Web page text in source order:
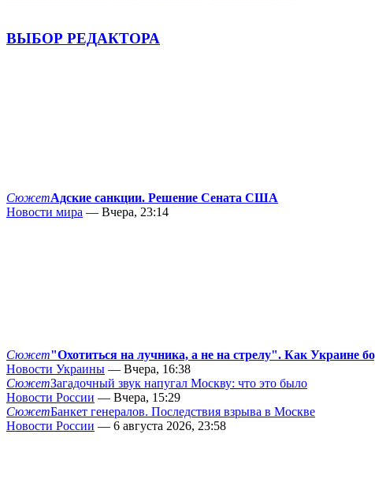
ВЫБОР РЕДАКТОРА
СюжетАдские санкции. Решение Сената США
Новости мира — Вчера, 23:14
Сюжет"Охотиться на лучника, а не на стрелу". Как Украине
Новости Украины — Вчера, 16:38
СюжетЗагадочный звук напугал Москву: что это было
Новости России — Вчера, 15:29
СюжетБанкет генералов. Последствия взрыва в Москве
Новости России — 6 августа 2026, 23:58